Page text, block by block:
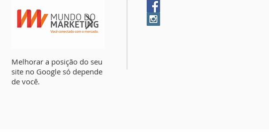
Melhorar a posição do seu
site no Google só depende
de você.
lacuna na vida do